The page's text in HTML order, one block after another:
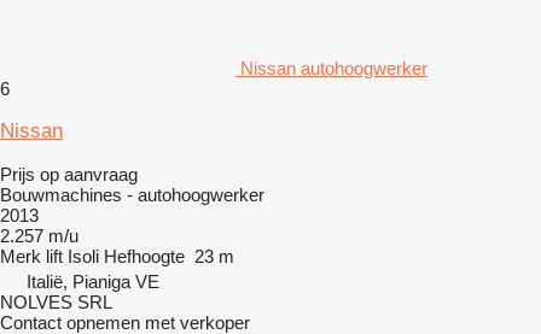
Nissan autohoogwerker
6
Nissan
Prijs op aanvraag
Bouwmachines - autohoogwerker
2013
2.257 m/u
Merk lift Isoli Hefhoogte 23 m
Italië, Pianiga VE
NOLVES SRL
Contact opnemen met verkoper